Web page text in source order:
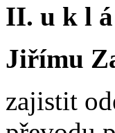
II. u k l
Jiřímu
zajistit